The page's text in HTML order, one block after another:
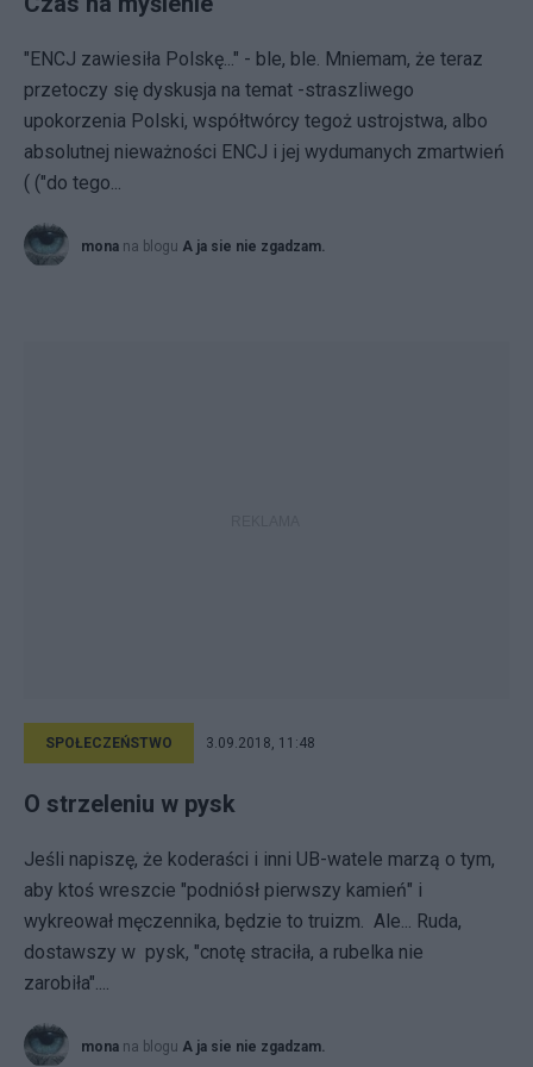
"ENCJ zawiesiła Polskę..." - ble, ble. Mniemam, że teraz
przetoczy się dyskusja na temat -straszliwego
upokorzenia Polski, współtwórcy tegoż ustrojstwa, albo
absolutnej nieważności ENCJ i jej wydumanych zmartwień
( ("do tego...
mona na blogu A ja sie nie zgadzam.
SPOŁECZEŃSTWO 3.09.2018, 11:48
O strzeleniu w pysk
Jeśli napiszę, że koderaści i inni UB-watele marzą o tym,
aby ktoś wreszcie "podniósł pierwszy kamień" i
wykreował męczennika, będzie to truizm. Ale... Ruda,
dostawszy w pysk, "cnotę straciła, a rubelka nie
zarobiła"....
mona na blogu A ja sie nie zgadzam.